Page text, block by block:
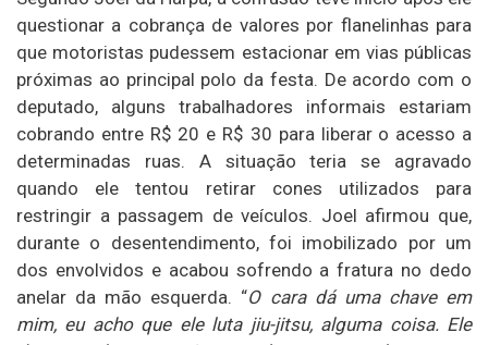
questionar a cobrança de valores por flanelinhas para
que motoristas pudessem estacionar em vias públicas
próximas ao principal polo da festa. De acordo com o
deputado, alguns trabalhadores informais estariam
cobrando entre R$ 20 e R$ 30 para liberar o acesso a
determinadas ruas. A situação teria se agravado
quando ele tentou retirar cones utilizados para
restringir a passagem de veículos. Joel afirmou que,
durante o desentendimento, foi imobilizado por um
dos envolvidos e acabou sofrendo a fratura no dedo
anelar da mão esquerda. “O cara dá uma chave em
mim, eu acho que ele luta jiu-jitsu, alguma coisa. Ele